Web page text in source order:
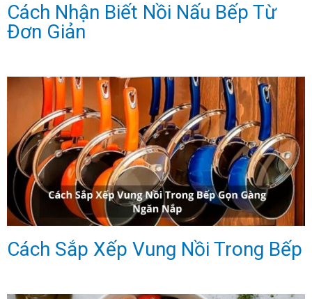
Cách Nhận Biết Nồi Nấu Bếp Từ
Đơn Giản
Cách Sắp Xếp Vung Nồi Trong Bếp